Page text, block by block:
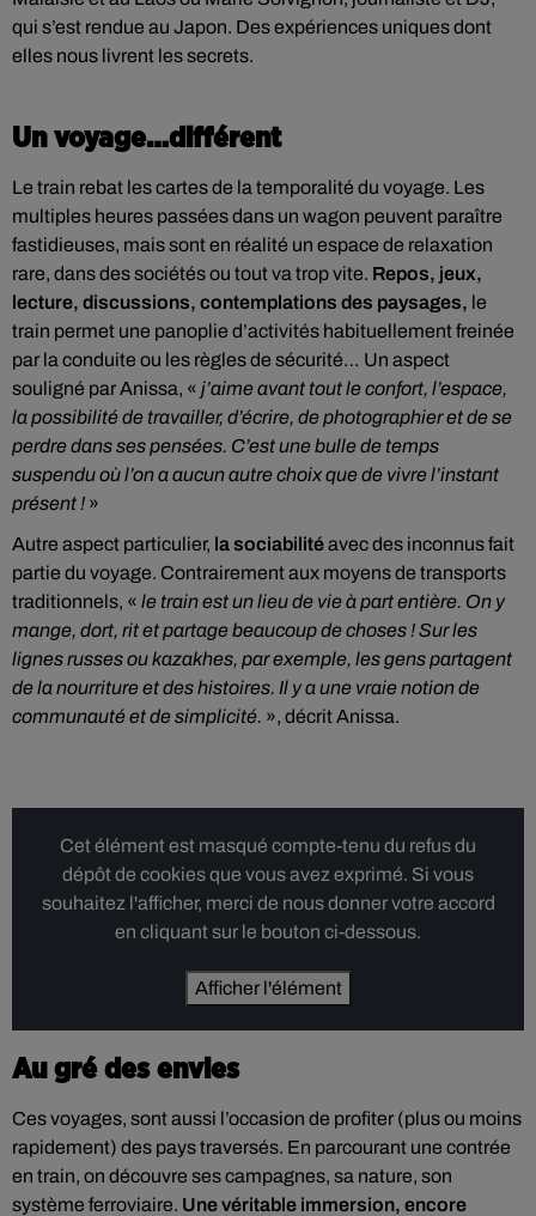
qui s’est rendue au Japon. Des expériences uniques dont
elles nous livrent les secrets.
Un voyage…différent
Le train rebat les cartes de la temporalité du voyage. Les
multiples heures passées dans un wagon peuvent paraître
fastidieuses, mais sont en réalité un espace de relaxation
rare, dans des sociétés ou tout va trop vite. Repos, jeux,
lecture, discussions, contemplations des paysages, le
train permet une panoplie d’activités habituellement freinée
par la conduite ou les règles de sécurité… Un aspect
souligné par Anissa, « j’aime avant tout le confort, l’espace,
la possibilité de travailler, d’écrire, de photographier et de se
perdre dans ses pensées. C’est une bulle de temps
suspendu où l’on a aucun autre choix que de vivre l’instant
présent ! »
Autre aspect particulier, la sociabilitéavec des inconnus fait
partie du voyage. Contrairement aux moyens de transports
traditionnels, « le train est un lieu de vie à part entière. On y
mange, dort, rit et partage beaucoup de choses ! Sur les
lignes russes ou kazakhes, par exemple, les gens partagent
de la nourriture et des histoires. Il y a une vraie notion de
communauté et de simplicité. », décrit Anissa.
Cet élément est masqué compte-tenu du refus du
dépôt de cookies que vous avez exprimé. Si vous
souhaitez l'afficher, merci de nous donner votre accord
en cliquant sur le bouton ci-dessous.
Afficher l'élément
Au gré des envies
Ces voyages, sont aussi l’occasion de profiter (plus ou moins
rapidement) des pays traversés. En parcourant une contrée
en train, on découvre ses campagnes, sa nature, son
système ferroviaire. Une véritable immersion, encore